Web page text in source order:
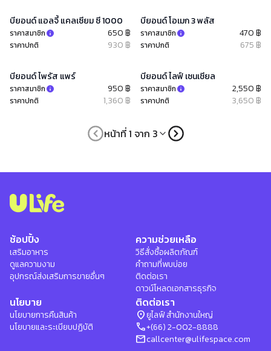
บียอนด์ แอลจี้ แคลเซียม ซี 1000
ราคาสมาชิก 650 ฿
ราคาปกติ 930 ฿
บียอนด์ โอเมก 3 พลัส
ราคาสมาชิก 470 ฿
ราคาปกติ 675 ฿
บียอนด์ ไพรัส แพร์
ราคาสมาชิก 950 ฿
ราคาปกติ 1,360 ฿
บียอนด์ ไลฟ์ เซนเชียล
ราคาสมาชิก 2,550 ฿
ราคาปกติ 3,650 ฿
หน้าที่ 1 จาก 3
ช้อปปิ้ง
เสริมอาหาร
ดูแลความงาม
อุปกรณ์ส่งเสริมการขายอื่นๆ
ความช่วยเหลือ
วิธีสั่งซื้อผลิตภัณฑ์
คำถามที่พบบ่อย
ติดต่อเรา
ดาวน์โหลดเอกสารธุรกิจ
นโยบาย
นโยบายการคืนสินค้า
นโยบายและระเบียบปฏิบัติ
ติดต่อเรา
location_onยูไลฟ์ สำนักงานใหญ่
phone+(66) 2-002-8888
mailcallcenter@ulifespace.com